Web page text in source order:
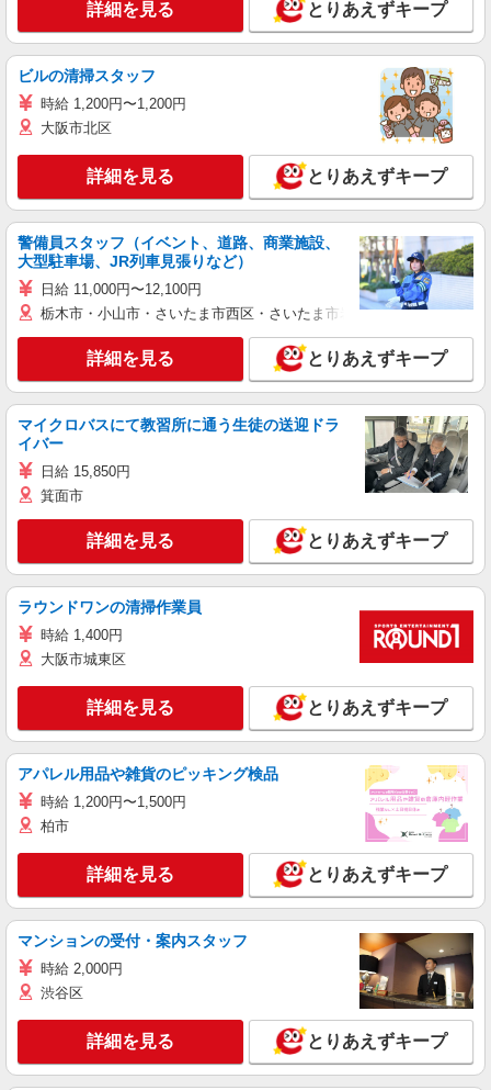
詳細を見る とりあえずキープ
ビルの清掃スタッフ
時給 1,200円〜1,200円
大阪市北区
詳細を見る とりあえずキープ
警備員スタッフ（イベント、道路、商業施設、
大型駐車場、JR列車見張りなど）
日給 11,000円〜12,100円
栃木市・小山市・さいたま市西区・さいたま市岩槻区・久喜市・蓮田
詳細を見る とりあえずキープ
マイクロバスにて教習所に通う生徒の送迎ドラ
イバー
日給 15,850円
箕面市
詳細を見る とりあえずキープ
ラウンドワンの清掃作業員
時給 1,400円
大阪市城東区
詳細を見る とりあえずキープ
アパレル用品や雑貨のピッキング検品
時給 1,200円〜1,500円
柏市
詳細を見る とりあえずキープ
マンションの受付・案内スタッフ
時給 2,000円
渋谷区
詳細を見る とりあえずキープ